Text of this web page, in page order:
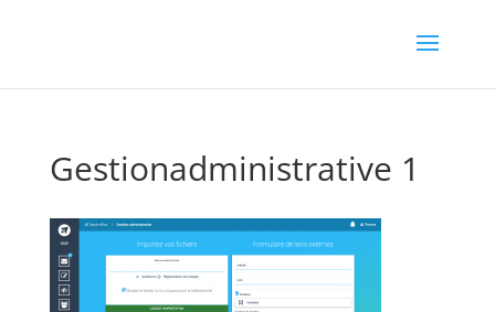
Gestionadministrative 1